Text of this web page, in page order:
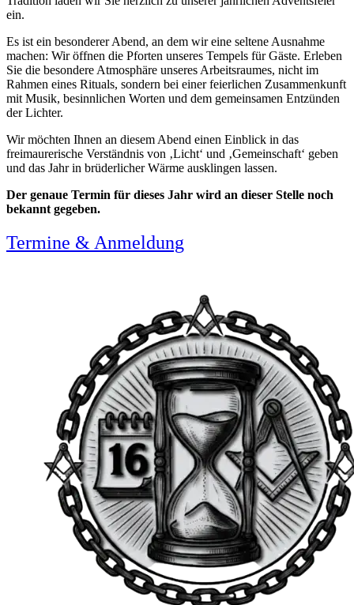
ein.
Es ist ein besonderer Abend, an dem wir eine seltene Ausnahme
machen: Wir öffnen die Pforten unseres Tempels für Gäste. Erleben
Sie die besondere Atmosphäre unseres Arbeitsraumes, nicht im
Rahmen eines Rituals, sondern bei einer feierlichen Zusammenkunft
mit Musik, besinnlichen Worten und dem gemeinsamen Entzünden
der Lichter.
Wir möchten Ihnen an diesem Abend einen Einblick in das
freimaurerische Verständnis von ‚Licht‘ und ‚Gemeinschaft‘ geben
und das Jahr in brüderlicher Wärme ausklingen lassen.
Der genaue Termin für dieses Jahr wird an dieser Stelle noch
bekannt gegeben.
Termine & Anmeldung